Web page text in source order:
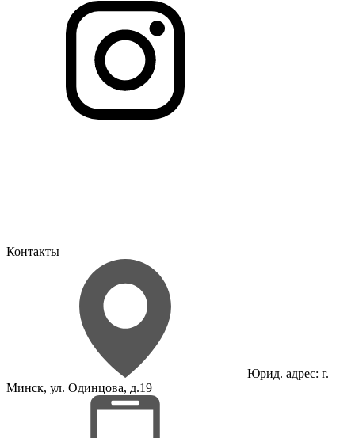
Контакты
Юрид. адрес: г.
Минск, ул. Одинцова, д.19